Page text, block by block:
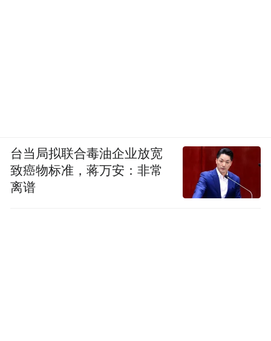
台当局拟联合毒油企业放宽
致癌物标准，蒋万安：非常
离谱